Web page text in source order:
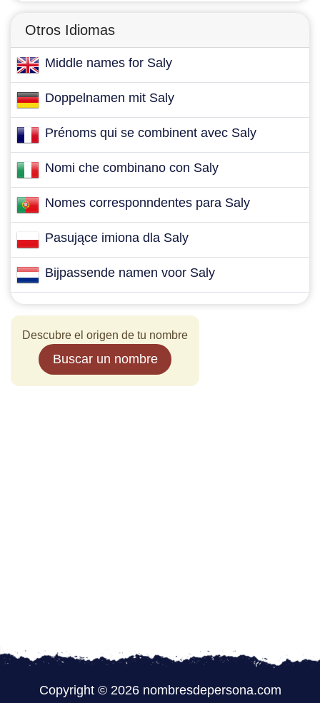
Otros Idiomas
Middle names for Saly
Doppelnamen mit Saly
Prénoms qui se combinent avec Saly
Nomi che combinano con Saly
Nomes corresponndentes para Saly
Pasujące imiona dla Saly
Bijpassende namen voor Saly
Descubre el origen de tu nombre
Buscar un nombre
Copyright © 2026 nombresdepersona.com